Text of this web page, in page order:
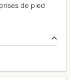
de pied